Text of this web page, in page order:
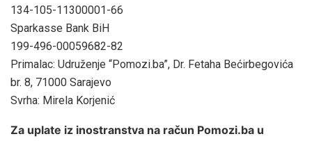
134-105-11300001-66
Sparkasse Bank BiH
199-496-00059682-82
Primalac: Udruženje “Pomozi.ba”, Dr. Fetaha Bećirbegovića
br. 8, 71000 Sarajevo
Svrha: Mirela Korjenić
Za uplate iz inostranstva na račun Pomozi.ba u